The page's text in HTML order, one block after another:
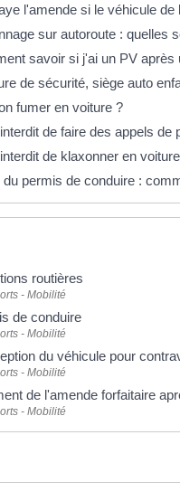
l'amende si le véhicule de
sur autoroute : quelles
savoir si j'ai un PV après
de sécurité, siège auto
fumer en voiture ?
de faire des appels de
de klaxonner en
du permis de conduire :
routières
- Mobilité
de conduire
- Mobilité
du véhicule pour
- Mobilité
de l'amende forfaitaire
- Mobilité